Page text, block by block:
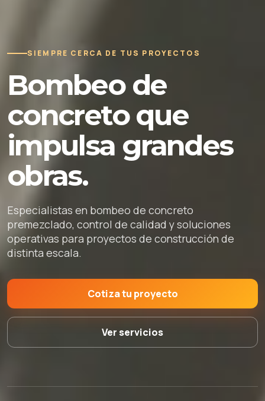
SIEMPRE CERCA DE TUS PROYECTOS
Bombeo de
concreto que
impulsa grandes
obras.
Especialistas en bombeo de concreto
premezclado, control de calidad y soluciones
operativas para proyectos de construcción de
distinta escala.
Cotiza tu proyecto
Ver servicios